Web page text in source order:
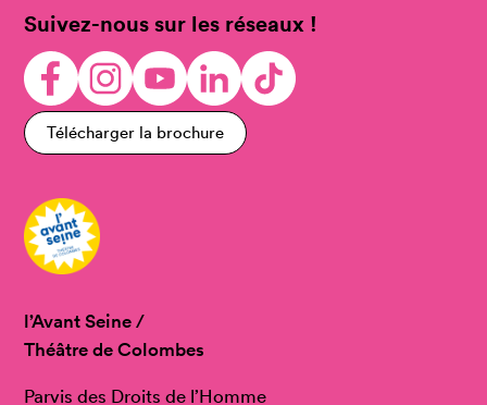
Suivez-nous sur les réseaux !
Télécharger la brochure
l’Avant Seine /
Théâtre de Colombes
Parvis des Droits de l’Homme